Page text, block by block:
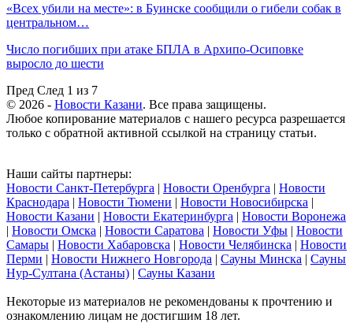
«Всех убили на месте»: в Буинске сообщили о гибели собак в
центральном…
Число погибших при атаке БПЛА в Архипо-Осиповке
выросло до шести
Пред След 1 из 7
© 2026 - Новости Казани. Все права защищены.
Любое копирование материалов с нашего ресурса разрешается
только с обратной активной ссылкой на страницу статьи.
Наши сайты партнеры:
Новости Санкт-Петербурга | Новости Оренбурга | Новости
Краснодара | Новости Тюмени | Новости Новосибирска |
Новости Казани | Новости Екатеринбурга | Новости Воронежа
| Новости Омска | Новости Саратова | Новости Уфы | Новости
Самары | Новости Хабаровска | Новости Челябинска | Новости
Перми | Новости Нижнего Новгорода | Сауны Минска | Сауны
Нур-Султана (Астаны) | Сауны Казани
Некоторые из материалов не рекомендованы к прочтению и
ознакомлению лицам не достигшим 18 лет.